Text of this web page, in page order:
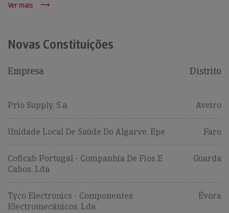
Ver mais
Novas Constituições
Empresa Distrito
Prio Supply, S.a. Aveiro
Unidade Local De Saúde Do Algarve, Epe Faro
Coficab Portugal - Companhia De Fios E
Cabos, Lda
Guarda
Tyco Electronics - Componentes
Electromecânicos, Lda
Évora